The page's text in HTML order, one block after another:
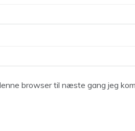
browser til næste gang jeg